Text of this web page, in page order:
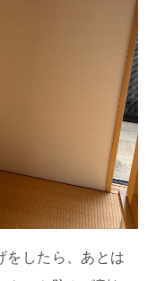
をしたら、あとは